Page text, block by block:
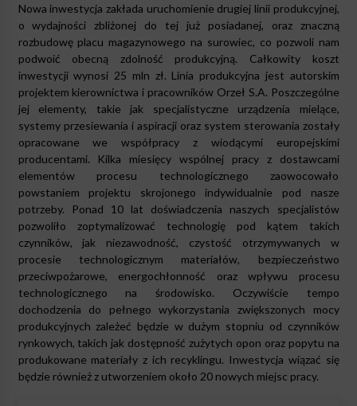
Nowa inwestycja zakłada uruchomienie drugiej linii produkcyjnej,
o wydajności zbliżonej do tej już posiadanej, oraz znaczną
rozbudowę placu magazynowego na surowiec, co pozwoli nam
podwoić obecną zdolność produkcyjną. Całkowity koszt
inwestycji wynosi 25 mln zł. Linia produkcyjna jest autorskim
projektem kierownictwa i pracowników Orzeł S.A. Poszczególne
jej elementy, takie jak specjalistyczne urządzenia mielące,
systemy przesiewania i aspiracji oraz system sterowania zostały
opracowane we współpracy z wiodącymi europejskimi
producentami. Kilka miesięcy wspólnej pracy z dostawcami
elementów procesu technologicznego zaowocowało
powstaniem projektu skrojonego indywidualnie pod nasze
potrzeby. Ponad 10 lat doświadczenia naszych specjalistów
pozwoliło zoptymalizować technologię pod kątem takich
czynników, jak niezawodność, czystość otrzymywanych w
procesie technologicznym materiałów, bezpieczeństwo
przeciwpożarowe, energochłonność oraz wpływu procesu
technologicznego na środowisko. Oczywiście tempo
dochodzenia do pełnego wykorzystania zwiększonych mocy
produkcyjnych zależeć będzie w dużym stopniu od czynników
rynkowych, takich jak dostępność zużytych opon oraz popytu na
produkowane materiały z ich recyklingu. Inwestycja wiązać się
będzie również z utworzeniem około 20 nowych miejsc pracy.